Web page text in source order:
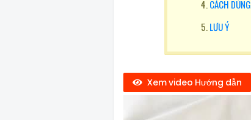
CÁCH DÙNG
LƯU Ý
Xem video Hướng dẫn